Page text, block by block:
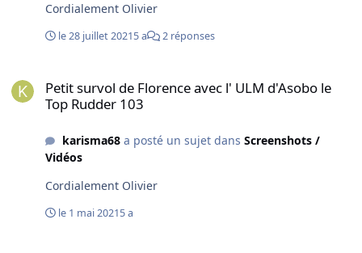
Cordialement Olivier
le 28 juillet 20215 a 2 réponses
Petit survol de Florence avec l' ULM d'Asobo le
Top Rudder 103
karisma68a posté un sujet dans Screenshots /
Vidéos
Cordialement Olivier
le 1 mai 20215 a